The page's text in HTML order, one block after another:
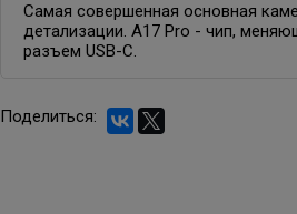
Самая совершенная основная
детализации. A17 Pro - чип,
разъем USB-C.
Поделиться: